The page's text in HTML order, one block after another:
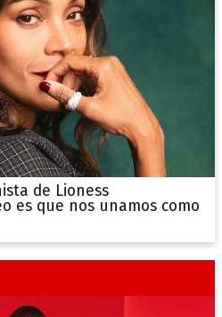
de Lioness
es que nos unamos como